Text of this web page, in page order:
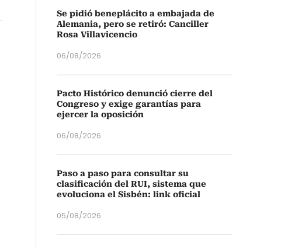
Se pidió beneplácito a embajada de
Alemania, pero se retiró: Canciller
Rosa Villavicencio
06/08/2026
Pacto Histórico denunció cierre del
Congreso y exige garantías para
ejercer la oposición
06/08/2026
Paso a paso para consultar su
clasificación del RUI, sistema que
evoluciona el Sisbén: link oficial
05/08/2026